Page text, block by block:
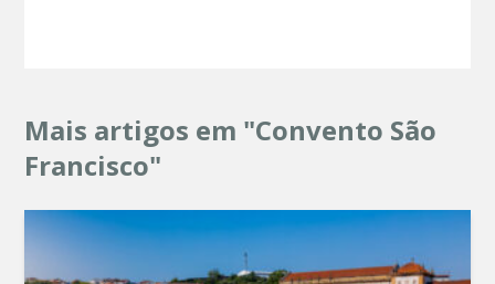
Mais artigos em "Convento São
Francisco"